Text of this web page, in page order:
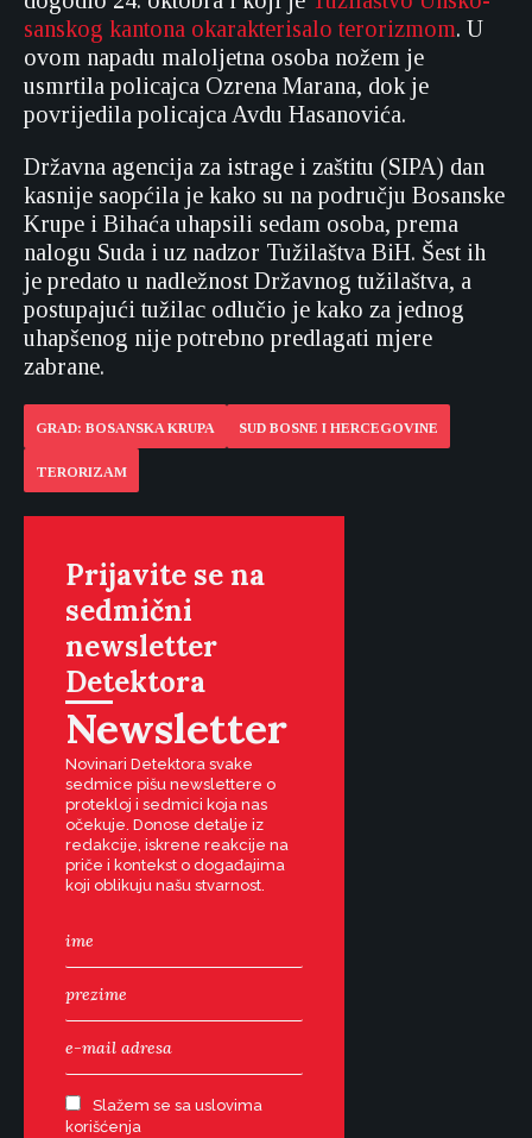
sanskog kantona okarakterisalo terorizmom. U
ovom napadu maloljetna osoba nožem je
usmrtila policajca Ozrena Marana, dok je
povrijedila policajca Avdu Hasanovića.
Državna agencija za istrage i zaštitu (SIPA) dan
kasnije saopćila je kako su na području Bosanske
Krupe i Bihaća uhapsili sedam osoba, prema
nalogu Suda i uz nadzor Tužilaštva BiH. Šest ih
je predato u nadležnost Državnog tužilaštva, a
postupajući tužilac odlučio je kako za jednog
uhapšenog nije potrebno predlagati mjere
zabrane.
GRAD: BOSANSKA KRUPA SUD BOSNE I HERCEGOVINE
TERORIZAM
Prijavite se na
sedmični
newsletter
Detektora
Newsletter
Novinari Detektora svake
sedmice pišu newslettere o
protekloj i sedmici koja nas
očekuje. Donose detalje iz
redakcije, iskrene reakcije na
priče i kontekst o događajima
koji oblikuju našu stvarnost.
Slažem se sa uslovima
korišćenja